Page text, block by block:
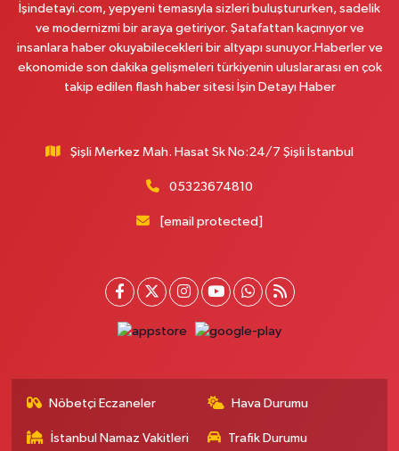
İşindetayi.com, yepyeni temasıyla sizleri buluştururken, sadelik
ve modernizmi bir araya getiriyor. Şatafattan kaçınıyor ve
insanlara haber okuyabilecekleri bir altyapı sunuyor.Haberler ve
ekonomide son dakika gelişmeleri türkiyenin uluslararası en çok
takip edilen flash haber sitesi İşin Detayı Haber
Şişli Merkez Mah. Hasat Sk No:24/7 Şişli İstanbul
05323674810
[email protected]
Nöbetçi Eczaneler Hava Durumu
İstanbul Namaz Vakitleri Trafik Durumu